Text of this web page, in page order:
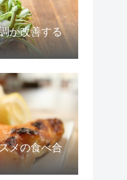
が改善する
メの食べ合